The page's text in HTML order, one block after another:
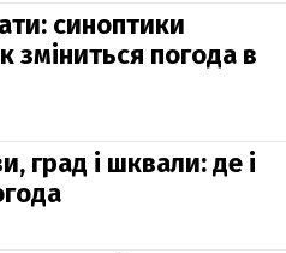
синоптики
зміниться погода в
град і шквали: де і